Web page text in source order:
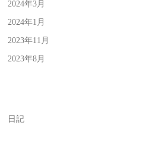
2024年3月
2024年1月
2023年11月
2023年8月
日記